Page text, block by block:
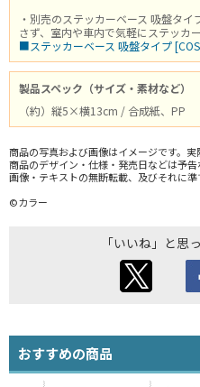
・別売のステッカーベース 吸盤タ
さず、室内や車内で気軽にステッカ
■ステッカーベース 吸盤タイプ
製品スペック（サイズ・素材など）
（約）縦5×横13cm / 合成紙、PP
商品の写真および画像はイメージです。実
商品のデザイン・仕様・発売日などは予告
画像・テキストの無断転載、及びそれに準
©カラー
「いいね」と思
おすすめの商品